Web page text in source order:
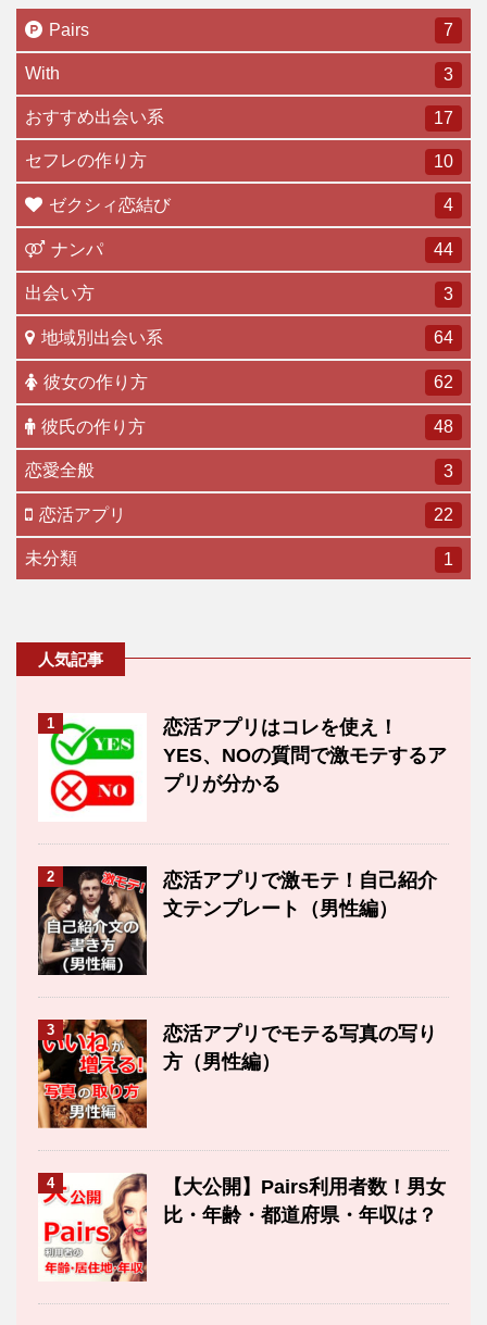
Pairs 7
With 3
おすすめ出会い系 17
セフレの作り方 10
ゼクシィ恋結び 4
ナンパ 44
出会い方 3
地域別出会い系 64
彼女の作り方 62
彼氏の作り方 48
恋愛全般 3
恋活アプリ 22
未分類 1
人気記事
1
恋活アプリはコレを使え！
YES、NOの質問で激モテするア
プリが分かる
2
恋活アプリで激モテ！自己紹介
文テンプレート（男性編）
3
恋活アプリでモテる写真の写り
方（男性編）
4
【大公開】Pairs利用者数！男女
比・年齢・都道府県・年収は？